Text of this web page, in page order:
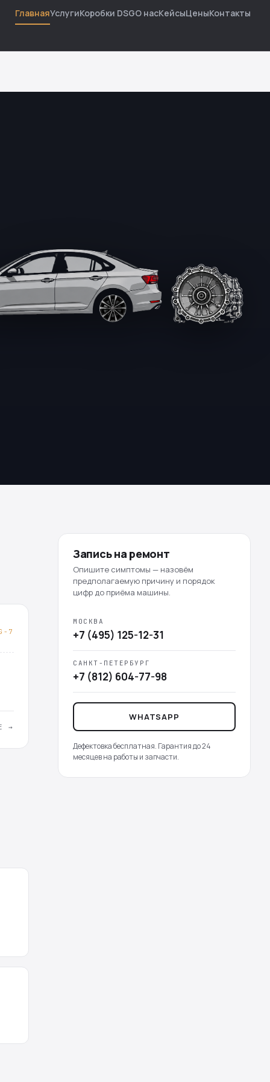
ГлавнаяУслугиКоробки DSGО насКейсыЦеныКонтакты
7
→
Запись на ремонт
Опишите симптомы — назовём
предполагаемую причину и порядок
цифр до приёма машины.
МОСКВА
+7 (495) 125-12-31
САНКТ-ПЕТЕРБУРГ
+7 (812) 604-77-98
WHATSAPP
Дефектовка бесплатная. Гарантия до 24
месяцев на работы и запчасти.